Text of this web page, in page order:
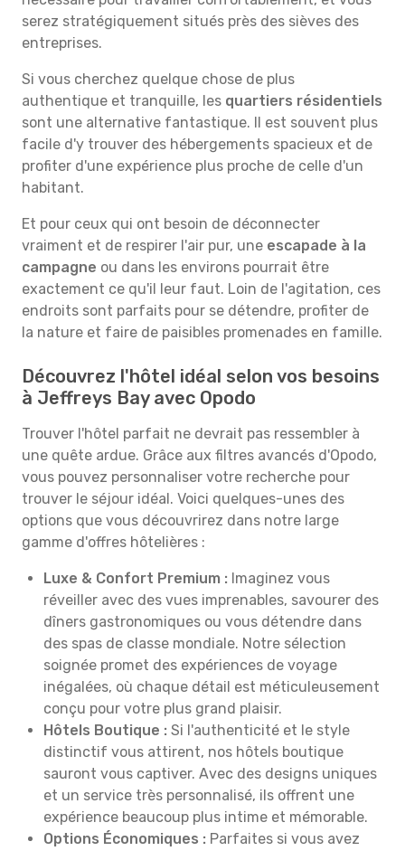
serez stratégiquement situés près des sièves des
entreprises.
Si vous cherchez quelque chose de plus
authentique et tranquille, les quartiers résidentiels
sont une alternative fantastique. Il est souvent plus
facile d'y trouver des hébergements spacieux et de
profiter d'une expérience plus proche de celle d'un
habitant.
Et pour ceux qui ont besoin de déconnecter
vraiment et de respirer l'air pur, une escapade à la
campagne ou dans les environs pourrait être
exactement ce qu'il leur faut. Loin de l'agitation, ces
endroits sont parfaits pour se détendre, profiter de
la nature et faire de paisibles promenades en famille.
Découvrez l'hôtel idéal selon vos besoins
à Jeffreys Bay avec Opodo
Trouver l'hôtel parfait ne devrait pas ressembler à
une quête ardue. Grâce aux filtres avancés d'Opodo,
vous pouvez personnaliser votre recherche pour
trouver le séjour idéal. Voici quelques-unes des
options que vous découvrirez dans notre large
gamme d'offres hôtelières :
Luxe & Confort Premium : Imaginez vous
réveiller avec des vues imprenables, savourer des
dîners gastronomiques ou vous détendre dans
des spas de classe mondiale. Notre sélection
soignée promet des expériences de voyage
inégalées, où chaque détail est méticuleusement
conçu pour votre plus grand plaisir.
Hôtels Boutique : Si l'authenticité et le style
distinctif vous attirent, nos hôtels boutique
sauront vous captiver. Avec des designs uniques
et un service très personnalisé, ils offrent une
expérience beaucoup plus intime et mémorable.
Options Économiques : Parfaites si vous avez